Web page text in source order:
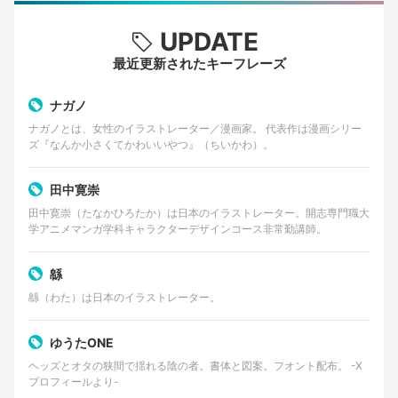
UPDATE
最近更新されたキーフレーズ
ナガノ
ナガノとは、女性のイラストレーター／漫画家。 代表作は漫画シリー
ズ『なんか小さくてかわいいやつ』（ちいかわ）。
田中寛崇
田中寛崇（たなかひろたか）は日本のイラストレーター。開志専門職大
学アニメマンガ学科キャラクターデザインコース非常勤講師。
緜
緜（わた）は日本のイラストレーター。
ゆうたONE
ヘッズとオタの狭間で揺れる陰の者。書体と図案。フオント配布。 -X
プロフィールより-